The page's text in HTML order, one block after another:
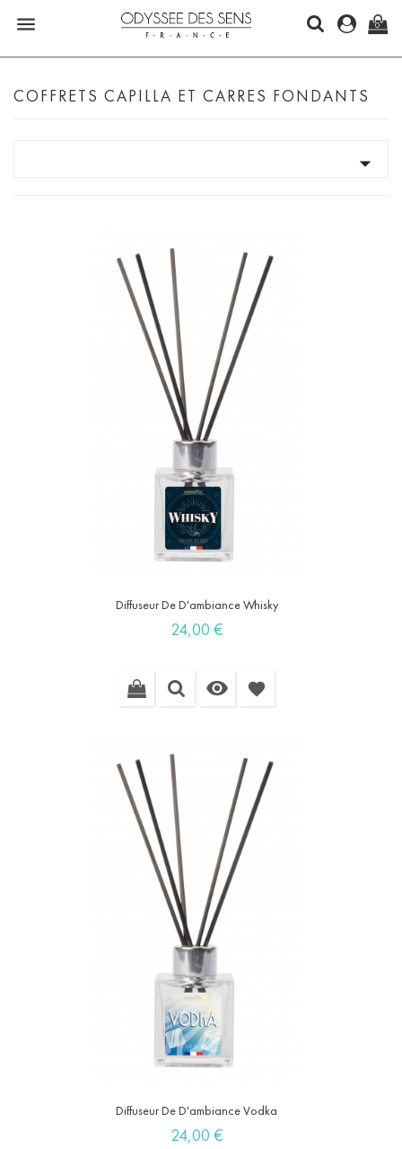
 0
COFFRETS CAPILLA ET CARRES FONDANTS

Diffuseur De D'ambiance Whisky
Prix
24,00 €
 favorite
Diffuseur De D'ambiance Vodka
Prix
24,00 €